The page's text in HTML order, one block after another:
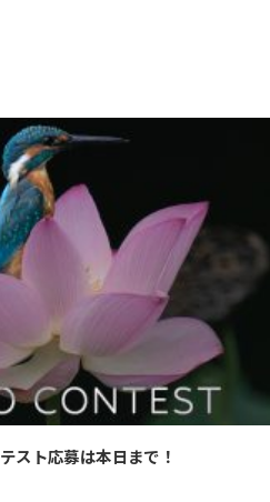
スト応募は本日まで！